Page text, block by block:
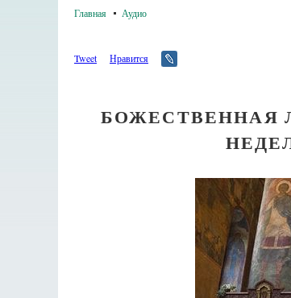
Главная Аудио
Tweet Нравится
БОЖЕСТВЕННАЯ